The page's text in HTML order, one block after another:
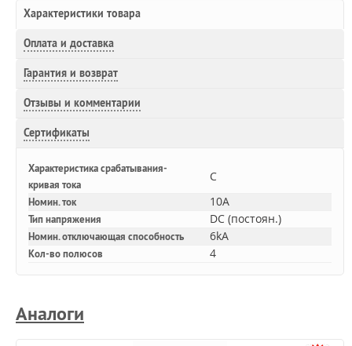
Характеристики товара
Оплата и доставка
Гарантия и возврат
Отзывы и комментарии
Сертификаты
Характеристика срабатывания-
кривая тока
C
Номин. ток 10A
Тип напряжения DC (постоян.)
Номин. отключающая способность 6kA
Кол-во полюсов 4
Аналоги